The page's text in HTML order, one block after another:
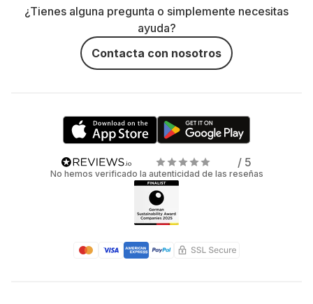
¿Tienes alguna pregunta o simplemente necesitas
ayuda?
Contacta con nosotros
/ 5
No hemos verificado la autenticidad de las reseñas